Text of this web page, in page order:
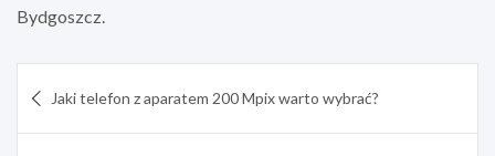
Bydgoszcz.
wpisu
Jaki telefon z aparatem 200 Mpix warto wybrać?